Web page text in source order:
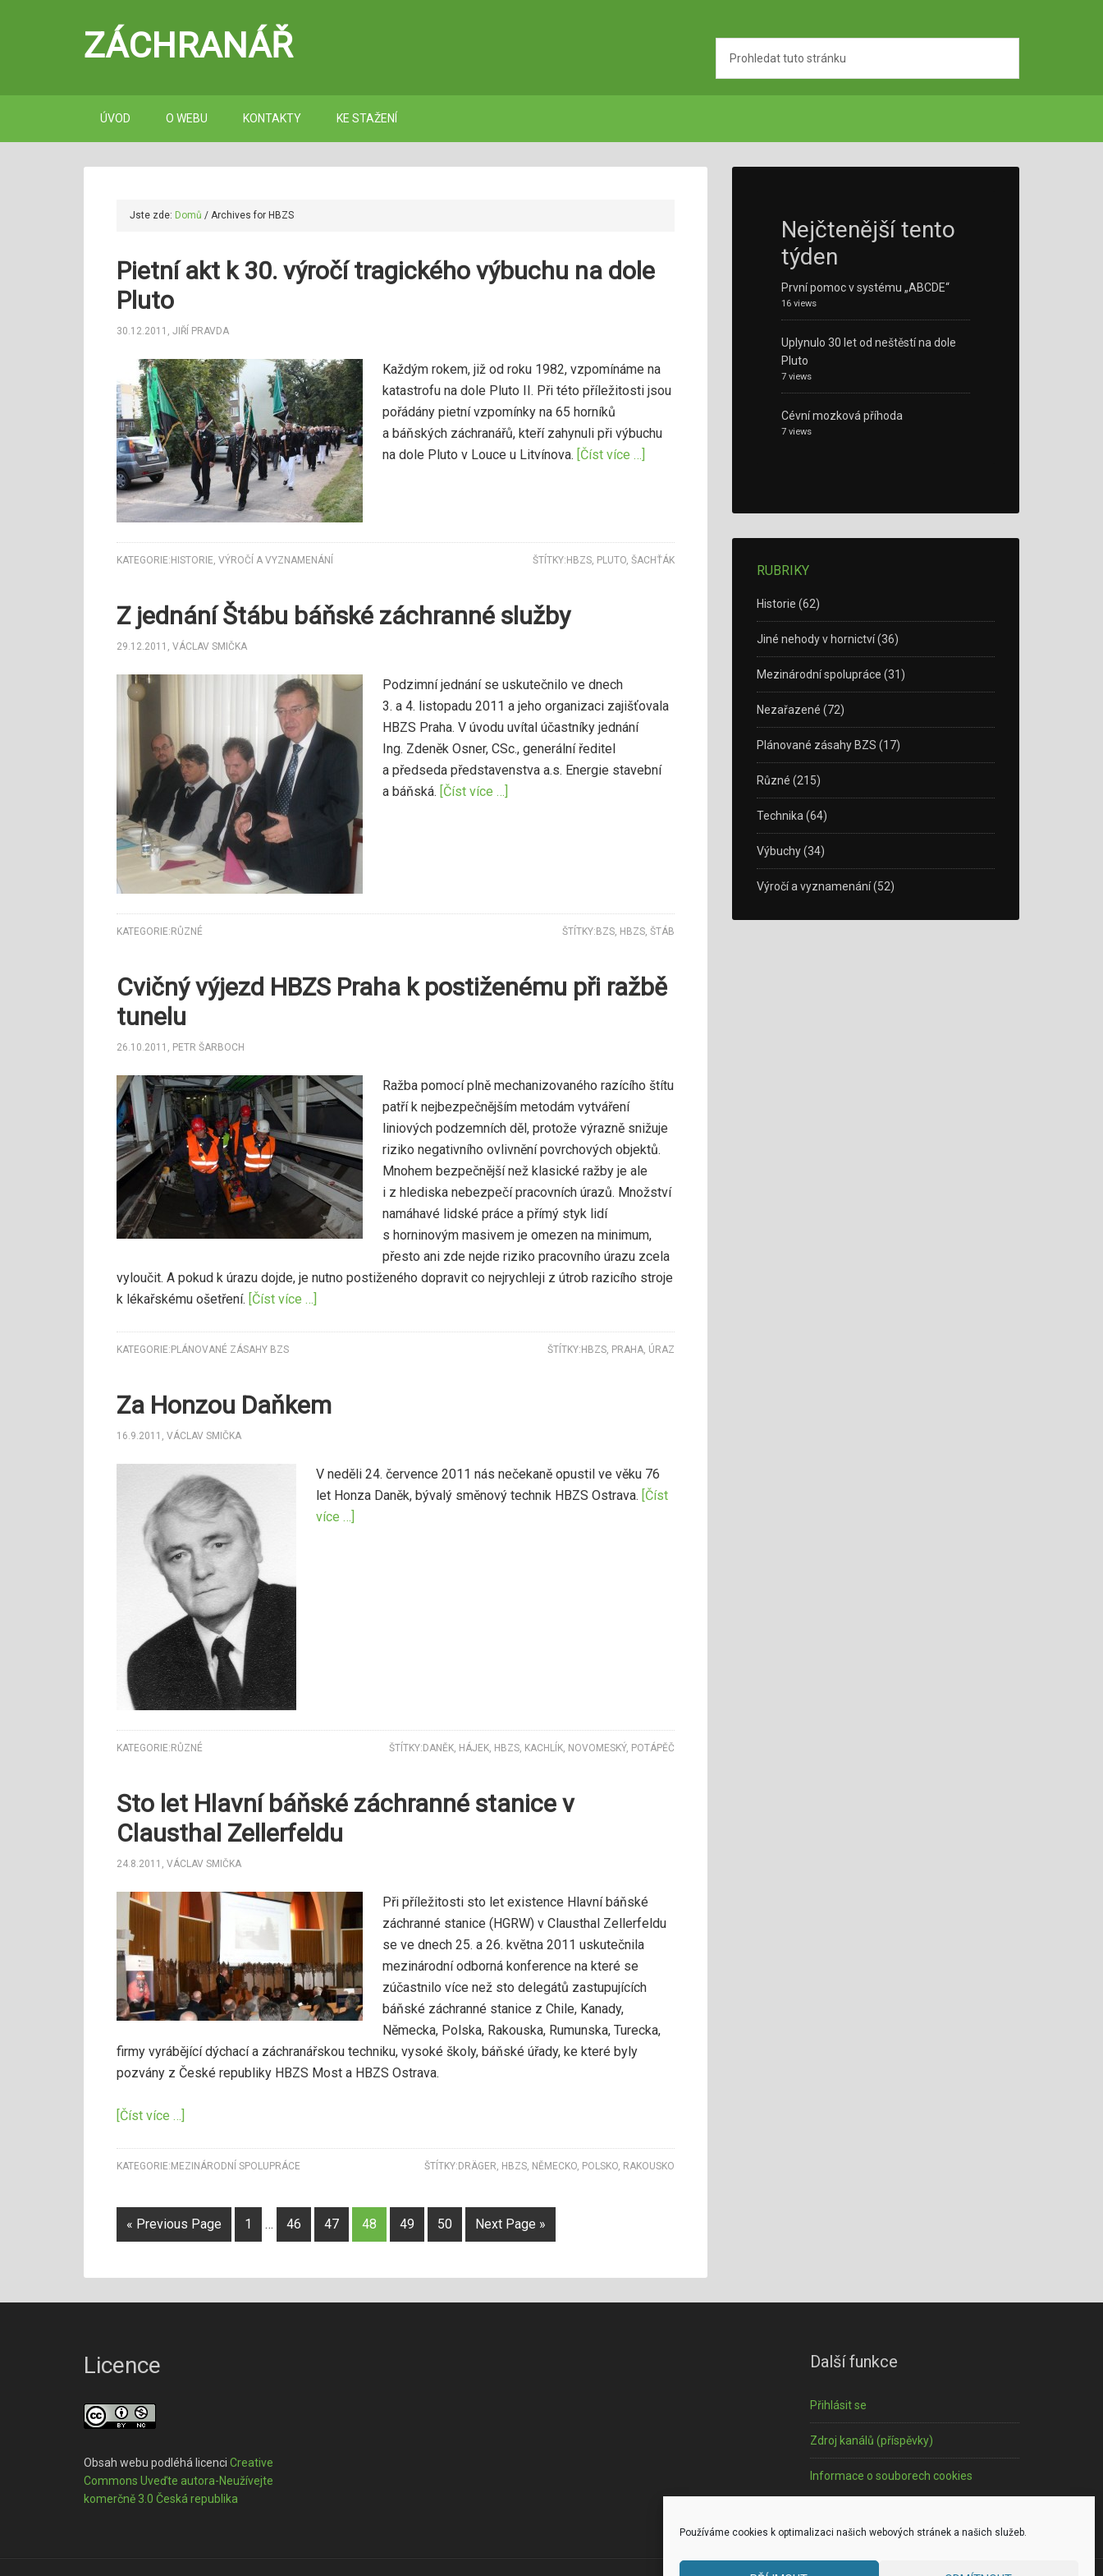
Používáme cookies k optimalizaci našich webových stránek a našich služeb.
ZÁCHRANÁŘ
ÚVOD O WEBU KONTAKTY KE STAŽENÍ
Jste zde: Domů / Archives for HBZS
Pietní akt k 30. výročí tragického výbuchu na dole
Pluto
30.12.2011 , JIŘÍ PRAVDA
Každým rokem, již od roku 1982, vzpomínáme na
katastrofu na dole Pluto II. Při této příležitosti jsou
pořádány pietní vzpomínky na 65 horníků
a báňských záchranářů, kteří zahynuli při výbuchu
na dole Pluto v Louce u Litvínova. [Číst více …]
KATEGORIE: HISTORIE, VÝROČÍ A VYZNAMENÁNÍ ŠTÍTKY: HBZS, PLUTO, ŠACHŤÁK
Z jednání Štábu báňské záchranné služby
29.12.2011 , VÁCLAV SMIČKA
Podzimní jednání se uskutečnilo ve dnech
3. a 4. listopadu 2011 a jeho organizaci zajišťovala
HBZS Praha. V úvodu uvítal účastníky jednání
Ing. Zdeněk Osner, CSc., generální ředitel
a předseda představenstva a.s. Energie stavební
a báňská. [Číst více …]
KATEGORIE: RŮZNÉ ŠTÍTKY: BZS, HBZS, ŠTÁB
Cvičný výjezd HBZS Praha k postiženému při ražbě
tunelu
26.10.2011 , PETR ŠARBOCH
Ražba pomocí plně mechanizovaného razícího štítu
patří k nejbezpečnějším metodám vytváření
liniových podzemních děl, protože výrazně snižuje
riziko negativního ovlivnění povrchových objektů.
Mnohem bezpečnější než klasické ražby je ale
i z hlediska nebezpečí pracovních úrazů. Množství
namáhavé lidské práce a přímý styk lidí
s horninovým masivem je omezen na minimum,
přesto ani zde nejde riziko pracovního úrazu zcela
vyloučit. A pokud k úrazu dojde, je nutno postiženého dopravit co nejrychleji z útrob razicího stroje
k lékařskému ošetření. [Číst více …]
KATEGORIE: PLÁNOVANÉ ZÁSAHY BZS ŠTÍTKY: HBZS, PRAHA, ÚRAZ
Za Honzou Daňkem
16.9.2011 , VÁCLAV SMIČKA
V neděli 24. července 2011 nás nečekaně opustil ve věku 76
let Honza Daněk, bývalý směnový technik HBZS Ostrava. [Číst
více …]
KATEGORIE: RŮZNÉ ŠTÍTKY: DANĚK, HÁJEK, HBZS, KACHLÍK, NOVOMESKÝ, POTÁPĚČ
Sto let Hlavní báňské záchranné stanice v
Clausthal Zellerfeldu
24.8.2011 , VÁCLAV SMIČKA
Při příležitosti sto let existence Hlavní báňské
záchranné stanice (HGRW) v Clausthal Zellerfeldu
se ve dnech 25. a 26. května 2011 uskutečnila
mezinárodní odborná konference na které se
zúčastnilo více než sto delegátů zastupujících
báňské záchranné stanice z Chile, Kanady,
Německa, Polska, Rakouska, Rumunska, Turecka,
firmy vyrábějící dýchací a záchranářskou techniku, vysoké školy, báňské úřady, ke které byly
pozvány z České republiky HBZS Most a HBZS Ostrava.
[Číst více …]
KATEGORIE: MEZINÁRODNÍ SPOLUPRÁCE ŠTÍTKY: DRÄGER, HBZS, NĚMECKO, POLSKO, RAKOUSKO
« Previous Page 1 … 46 47 48 49 50 Next Page »
Nejčtenější tento
týden
První pomoc v systému „ABCDE“
16 views
Uplynulo 30 let od neštěstí na dole
Pluto
7 views
Cévní mozková příhoda
7 views
RUBRIKY
Historie (62)
Jiné nehody v hornictví(36)
Mezinárodní spolupráce (31)
Nezařazené (72)
Plánované zásahy BZS (17)
Různé (215)
Technika (64)
Výbuchy(34)
Výročí a vyznamenání(52)
Licence
Obsah webu podléhá licenci Creative
Commons Uveďte autora-Neužívejte
komerčně 3.0 Česká republika
Další funkce
Přihlásit se
Zdroj kanálů (příspěvky)
Informace o souborech cookies